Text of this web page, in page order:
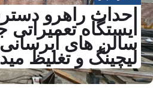
احداث راهرو
ایستگاه
سالن های آبرسانی
لیچینگ و تغلیظ